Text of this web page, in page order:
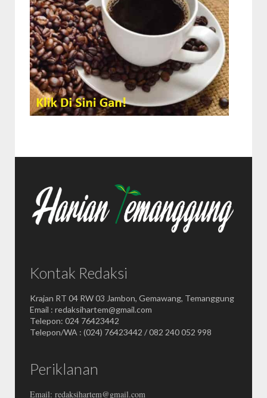
Kontak Redaksi
Krajan RT 04 RW 03 Jambon, Gemawang, Temanggung
Email : redaksihartem@gmail.com
Telepon: 024 76423442
Telepon/WA : (024) 76423442 / 082 240 052 998
Periklanan
Email: redaksihartem@gmail.com